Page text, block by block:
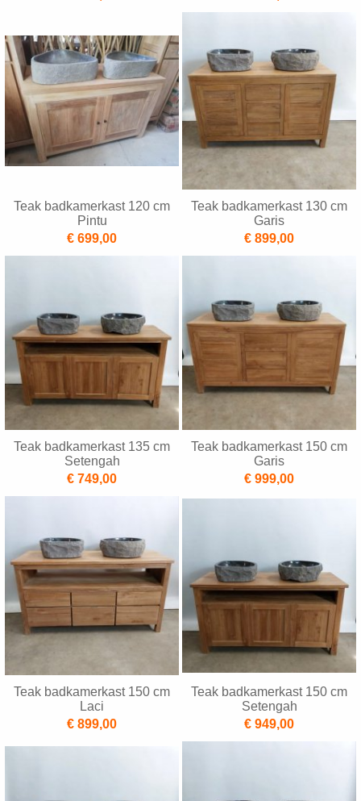
Teak badkamerkast 120 cm
Pintu
€ 699,00
Teak badkamerkast 130 cm
Garis
€ 899,00
Teak badkamerkast 135 cm
Setengah
€ 749,00
Teak badkamerkast 150 cm
Garis
€ 999,00
Teak badkamerkast 150 cm
Laci
€ 899,00
Teak badkamerkast 150 cm
Setengah
€ 949,00